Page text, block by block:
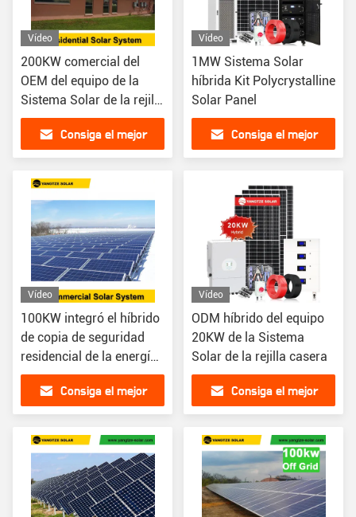
Vídeo
200KW comercial del
OEM del equipo de la
Sistema Solar de la rejilla
para el hogar
Consiga el mejor
Vídeo
1MW Sistema Solar
híbrida Kit Polycrystalline
Solar Panel
Consiga el mejor
Vídeo
100KW integró el híbrido
de copia de seguridad
residencial de la energía
de la Sistema Solar de la
rejilla
Consiga el mejor
Vídeo
ODM híbrido del equipo
20KW de la Sistema
Solar de la rejilla casera
Consiga el mejor